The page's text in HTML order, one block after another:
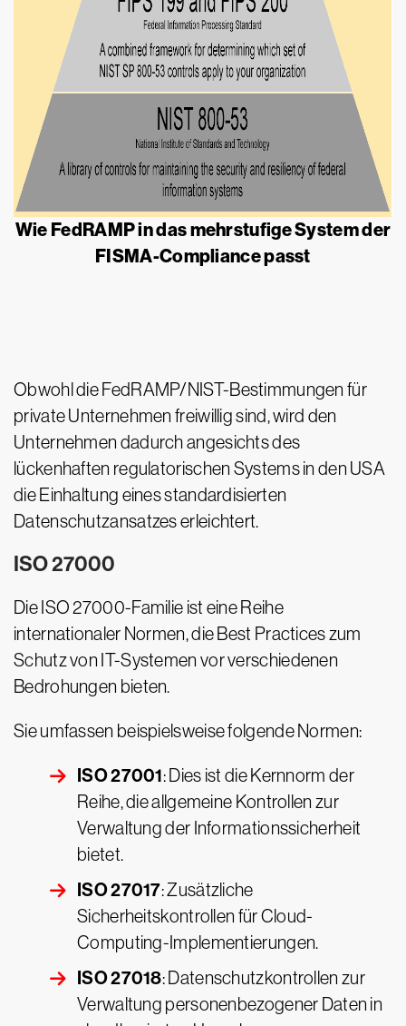
Wie FedRAMP in das mehrstufige System der
FISMA-Compliance passt
Obwohl die FedRAMP/NIST-Bestimmungen für
private Unternehmen freiwillig sind, wird den
Unternehmen dadurch angesichts des
lückenhaften regulatorischen Systems in den USA
die Einhaltung eines standardisierten
Datenschutzansatzes erleichtert.
ISO 27000
Die ISO 27000-Familie ist eine Reihe
internationaler Normen, die Best Practices zum
Schutz von IT-Systemen vor verschiedenen
Bedrohungen bieten.
Sie umfassen beispielsweise folgende Normen:
ISO 27001: Dies ist die Kernnorm der
Reihe, die allgemeine Kontrollen zur
Verwaltung der Informationssicherheit
bietet.
ISO 27017: Zusätzliche
Sicherheitskontrollen für Cloud-
Computing-Implementierungen.
ISO 27018: Datenschutzkontrollen zur
Verwaltung personenbezogener Daten in